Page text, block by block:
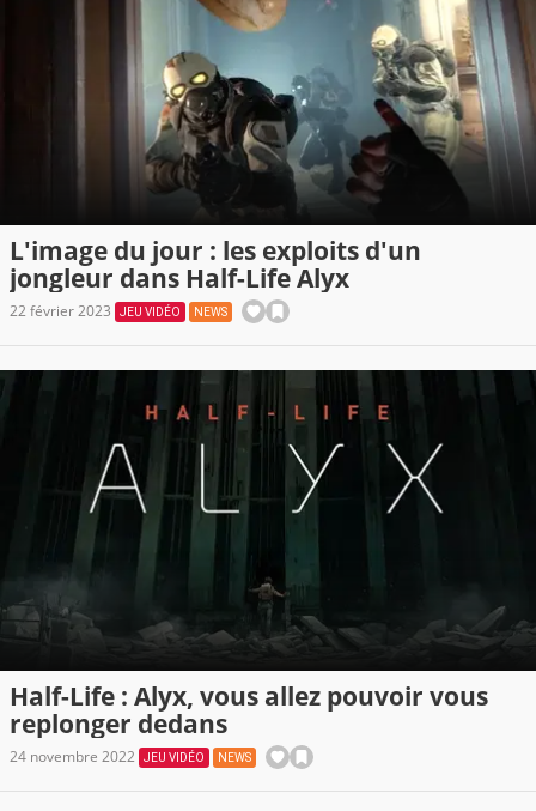
L'image du jour : les exploits d'un
jongleur dans Half-Life Alyx
22 février 2023 JEU VIDÉO NEWS
Half-Life : Alyx, vous allez pouvoir vous
replonger dedans
24 novembre 2022 JEU VIDÉO NEWS